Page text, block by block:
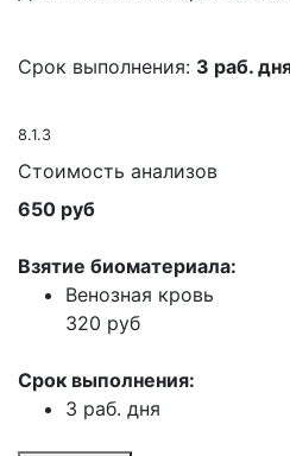
Срок выполнения: 3 раб.
8.1.3
Стоимость анализов
650 руб
Взятие биоматериала:
Венозная кровь
320 руб
Срок выполнения:
3 раб. дня